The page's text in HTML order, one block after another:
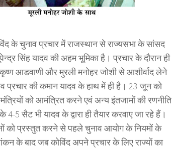
के चुनाव प्रचार में राजस्थान से राज्यसभा के सांसद
सिंह यादव की अहम भूमिका है। प्रचार के दौरान ही
आडवाणी और मुरली मनोहर जोशी से आशीर्वाद लेने
की कमान यादव के हाथ में ही है। 23 जून को
को आमंत्रित करने एवं अन्य इंतजामों की रणनीति
5 सैट भी यादव के द्वारा ही तैयार करवाए जा रहे हैं।
को प्रस्तुत करने से पहले चुनाव आयोग के नियमों के
के बाद जब कोविंद अपने प्रचार के लिए राज्यों का